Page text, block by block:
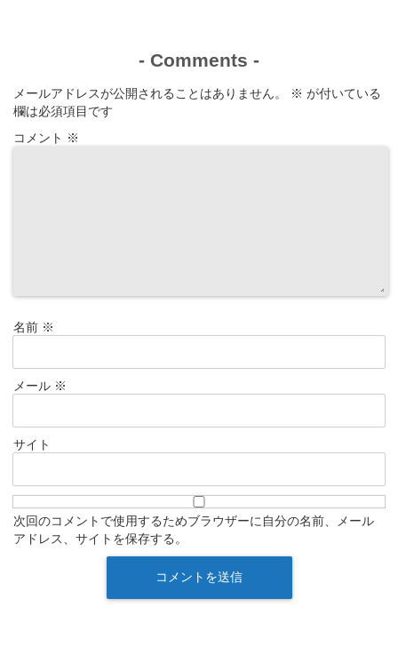
- Comments -
メールアドレスが公開されることはありません。 ※ が付いている
欄は必須項目です
コメント ※
名前 ※
メール ※
サイト
次回のコメントで使用するためブラウザーに自分の名前、メール
アドレス、サイトを保存する。